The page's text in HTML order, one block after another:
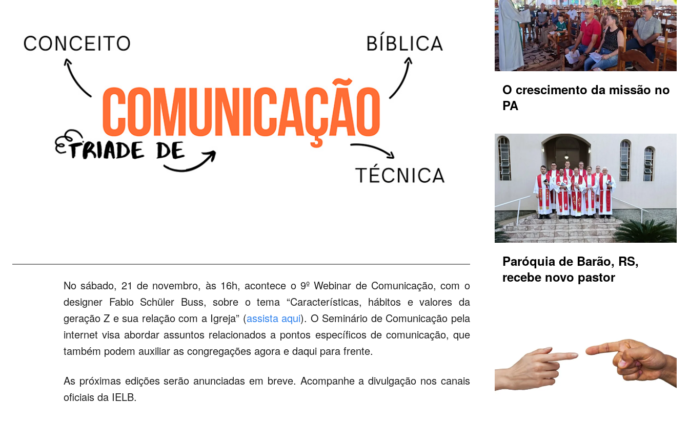
No sábado, 21 de novembro, às 16h, acontece o 9º Webinar de Comunicação, com o
designer Fabio Schüler Buss, sobre o tema “Características, hábitos e valores da
geração Z e sua relação com a Igreja” (assista aqui). O Seminário de Comunicação pela
internet visa abordar assuntos relacionados a pontos específicos de comunicação, que
também podem auxiliar as congregações agora e daqui para frente.
As próximas edições serão anunciadas em breve. Acompanhe a divulgação nos canais
oficiais da IELB.
O crescimento da missão no
PA
Paróquia de Barão, RS,
recebe novo pastor